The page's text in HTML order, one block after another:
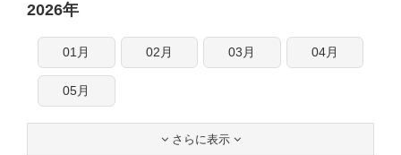
2026年
01月 02月 03月 04月
05月
さらに表示 